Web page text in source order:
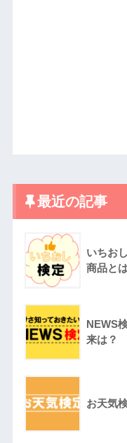
最近の記事
いちお
商品と
NEWS
来は？
お天気